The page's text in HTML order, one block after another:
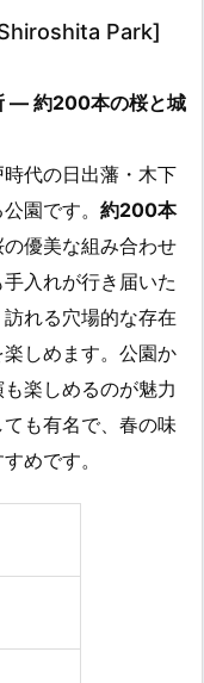
Park]
― 約200本の桜と城
代の日出藩・木下
園です。 約200本
優美な組み合わせ
入れが行き届いた
れる穴場的な存在
しめます。公園か
楽しめるのが魅力
も有名で、春の味
めです。